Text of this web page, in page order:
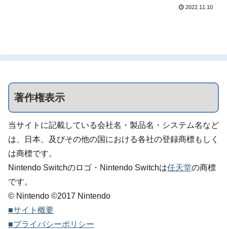
価格は3,300円(税込)に設定されています
2022.11.10
著作権表示
当サイトに記載している会社名・製品名・システム名など
は、日本、及びその他の国における各社の登録商標もしく
は商標です。
Nintendo Switchのロゴ・Nintendo Switchは任天堂の商標
です。
© Nintendo ©2017 Nintendo
■サイト概要
■プライバシーポリシー